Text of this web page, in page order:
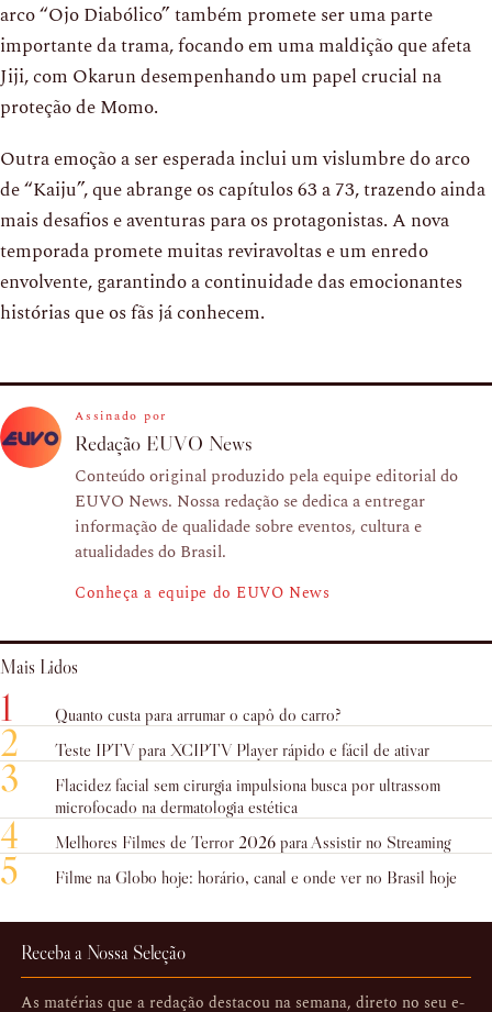
arco “Ojo Diabólico” também promete ser uma parte
importante da trama, focando em uma maldição que afeta
Jiji, com Okarun desempenhando um papel crucial na
proteção de Momo.
Outra emoção a ser esperada inclui um vislumbre do arco
de “Kaiju”, que abrange os capítulos 63 a 73, trazendo ainda
mais desafios e aventuras para os protagonistas. A nova
temporada promete muitas reviravoltas e um enredo
envolvente, garantindo a continuidade das emocionantes
histórias que os fãs já conhecem.
Assinado por
Redação EUVO News
Conteúdo original produzido pela equipe editorial do
EUVO News. Nossa redação se dedica a entregar
informação de qualidade sobre eventos, cultura e
atualidades do Brasil.
Conheça a equipe do EUVO News
Mais Lidos
1 Quanto custa para arrumar o capô do carro?
2 Teste IPTV para XCIPTV Player rápido e fácil de ativar
3
Flacidez facial sem cirurgia impulsiona busca por ultrassom
microfocado na dermatologia estética
4 Melhores Filmes de Terror 2026 para Assistir no Streaming
5 Filme na Globo hoje: horário, canal e onde ver no Brasil hoje
Receba a Nossa Seleção
As matérias que a redação destacou na semana, direto no seu e-